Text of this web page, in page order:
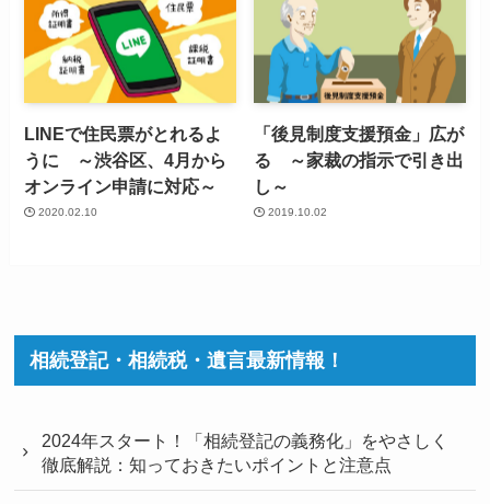
LINEで住民票がとれるよ
うに ～渋谷区、4月から
オンライン申請に対応～
2020.02.10
「後見制度支援預金」広が
る ～家裁の指示で引き出
し～
2019.10.02
相続登記・相続税・遺言最新情報！
2024年スタート！「相続登記の義務化」をやさしく
徹底解説：知っておきたいポイントと注意点